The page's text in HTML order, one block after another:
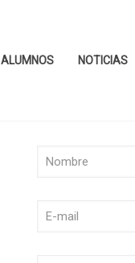
ALUMNOS NOTICIAS